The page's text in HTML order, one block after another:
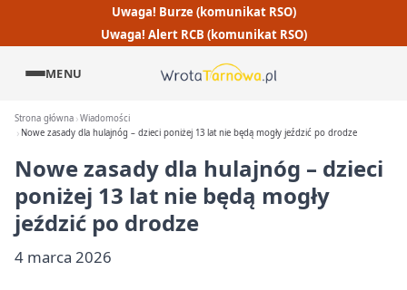
Uwaga! Burze (komunikat RSO)
Uwaga! Alert RCB (komunikat RSO)
MENU
Strona główna Wiadomości
Nowe zasady dla hulajnóg – dzieci poniżej 13 lat nie będą mogły jeździć po drodze
Nowe zasady dla hulajnóg – dzieci
poniżej 13 lat nie będą mogły
jeździć po drodze
4 marca 2026